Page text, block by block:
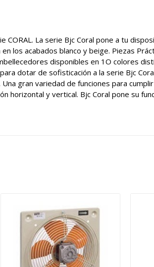
La serie Bjc Coral pone a tu
los acabados blanco y beige. Piezas
disponibles en 1O colores
dotar de sofisticación a la serie Bjc
gran variedad de funciones para
horizontal y vertical. Bjc Coral pone su